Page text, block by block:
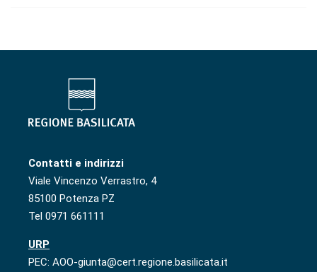
Contatti e indirizzi
Viale Vincenzo Verrastro, 4
85100 Potenza PZ
Tel 0971 661111
URP
PEC: AOO-giunta@cert.regione.basilicata.it